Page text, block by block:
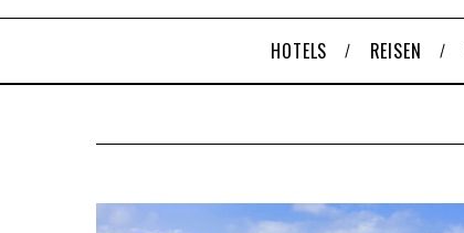
HOTELS REISEN